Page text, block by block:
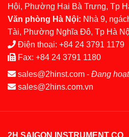
Hội, Phường Hai Bà Trưng, Tp
Văn phòng Hà Nội: Nhà 9,
Tài, Phường Nghĩa Đô, Tp Hà
Điện thoại: +84 24 3791 1179
Fax: +84 24 3791 1180
sales@2hinst.com - Đang
sales@2hins.com.vn
2H SAIGON INSTRUMENT CO.,